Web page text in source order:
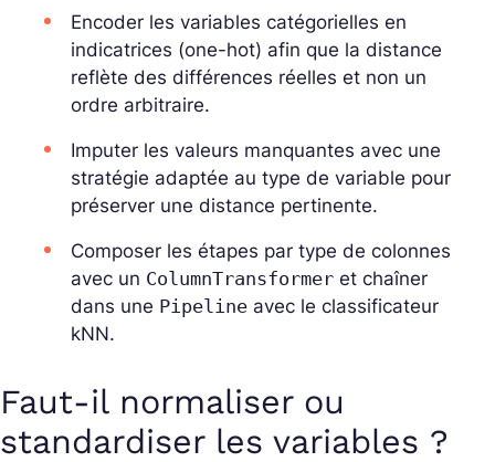
Encoder les variables catégorielles en
indicatrices (one-hot) afin que la distance
reflète des différences réelles et non un
ordre arbitraire.
Imputer les valeurs manquantes avec une
stratégie adaptée au type de variable pour
préserver une distance pertinente.
Composer les étapes par type de colonnes
avec un ColumnTransformer et chaîner
dans une Pipeline avec le classificateur
kNN.
Faut-il normaliser ou
standardiser les variables ?